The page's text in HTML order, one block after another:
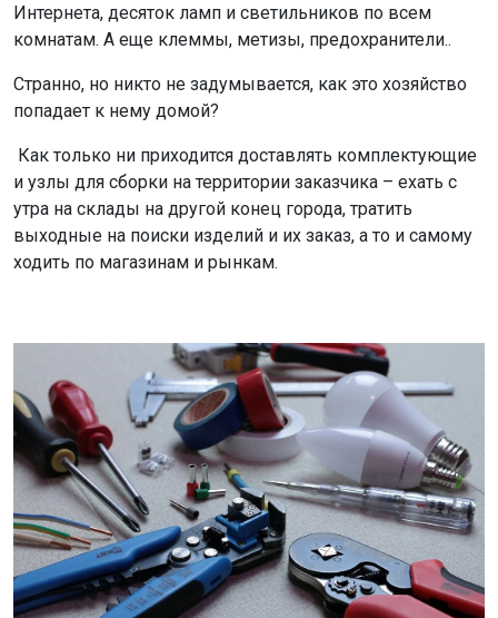
Интернета, десяток ламп и светильников по всем
комнатам. А еще клеммы, метизы, предохранители..
Странно, но никто не задумывается, как это хозяйство
попадает к нему домой?
Как только ни приходится доставлять комплектующие
и узлы для сборки на территории заказчика – ехать с
утра на склады на другой конец города, тратить
выходные на поиски изделий и их заказ, а то и самому
ходить по магазинам и рынкам.